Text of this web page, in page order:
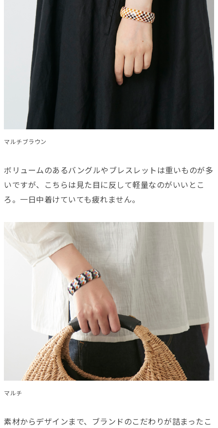
マルチブラウン
ボリュームのあるバングルやブレスレットは重いものが多
いですが、こちらは見た目に反して軽量なのがいいとこ
ろ。一日中着けていても疲れません。
マルチ
素材からデザインまで、ブランドのこだわりが詰まったこ